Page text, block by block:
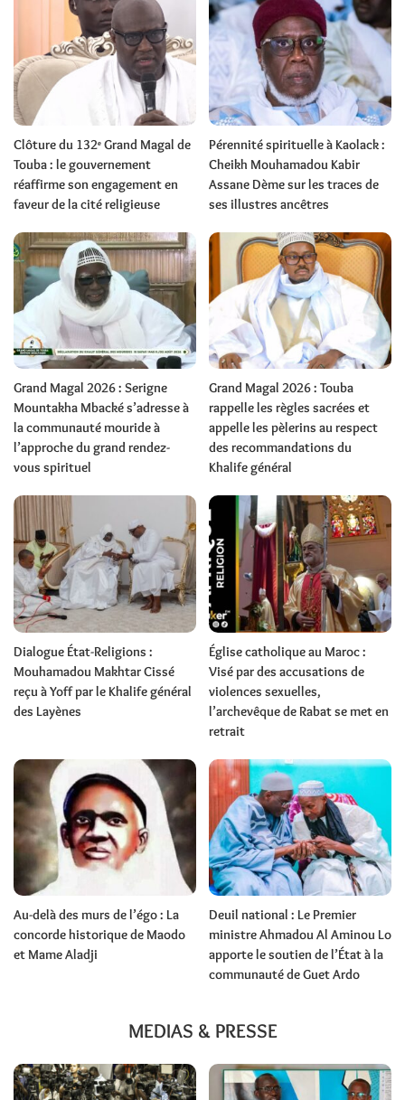
Clôture du 132ᵉ Grand Magal de
Touba : le gouvernement
réaffirme son engagement en
faveur de la cité religieuse
Pérennité spirituelle à Kaolack :
Cheikh Mouhamadou Kabir
Assane Dème sur les traces de
ses illustres ancêtres
Grand Magal 2026 : Serigne
Mountakha Mbacké s’adresse à
la communauté mouride à
l’approche du grand rendez-
vous spirituel
Grand Magal 2026 : Touba
rappelle les règles sacrées et
appelle les pèlerins au respect
des recommandations du
Khalife général
Dialogue État-Religions :
Mouhamadou Makhtar Cissé
reçu à Yoff par le Khalife général
des Layènes
Église catholique au Maroc :
Visé par des accusations de
violences sexuelles,
l’archevêque de Rabat se met en
retrait
Au-delà des murs de l’égo : La
concorde historique de Maodo
et Mame Aladji
Deuil national : Le Premier
ministre Ahmadou Al Aminou Lo
apporte le soutien de l’État à la
communauté de Guet Ardo
MEDIAS & PRESSE